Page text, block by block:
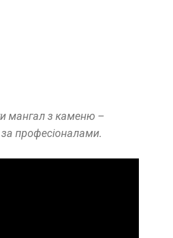
мангал з каменю –
за професіоналами.